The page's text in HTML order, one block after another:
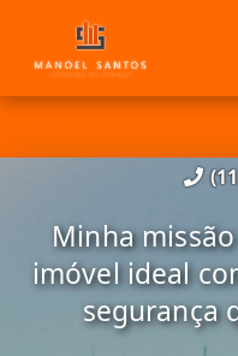
Minha
imóvel ideal
segurança